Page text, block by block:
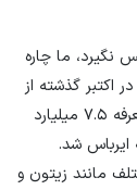
نگیرد، ما چاره
اکتبر گذشته از
طرف سازمان تجارت جهانی (WTO) مجاز به اعمال تعرفه ۷.۵ میلیارد
ایرباس شد.
مختلف مانند زیتون و